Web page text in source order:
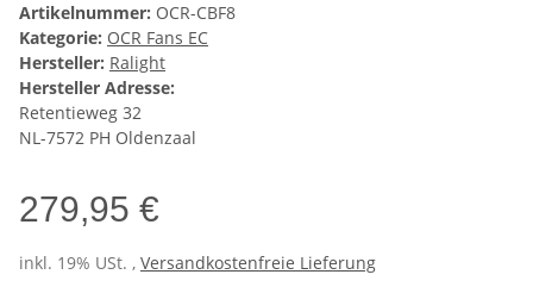
Artikelnummer: OCR-CBF8
Kategorie: OCR Fans EC
Hersteller: Ralight
Hersteller Adresse:
Retentieweg 32
NL-7572 PH Oldenzaal
279,95 €
inkl. 19% USt. , Versandkostenfreie Lieferung